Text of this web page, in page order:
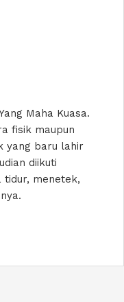
Maha Kuasa.
fisik maupun
yang baru lahir
diikuti
tidur, menetek,